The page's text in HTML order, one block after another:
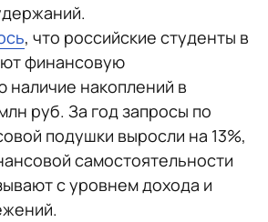
, что российские студенты в
финансовую
наличие накоплений в
руб. За год запросы по
подушки выросли на 13%,
самостоятельности
с уровнем дохода и